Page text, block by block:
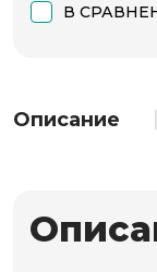
В
Описание